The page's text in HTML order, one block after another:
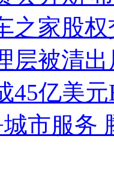
之家股
层被清
45亿美
市服务